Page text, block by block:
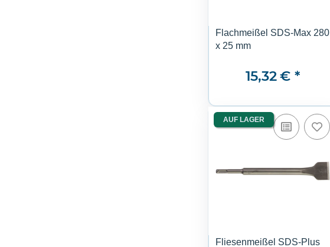
Flachmeißel SDS-Max 280
x 25 mm
15,32 € *
AUF LAGER
Fliesenmeißel SDS-Plus